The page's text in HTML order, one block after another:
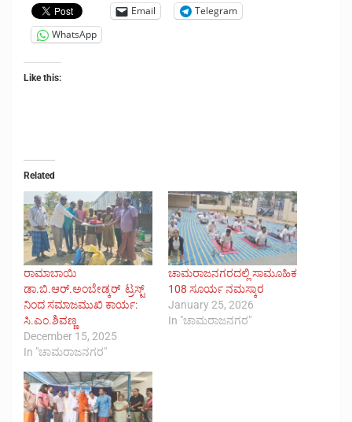
Email
Telegram
WhatsApp
Like this:
Related
ರಾಮಾಬಾಯಿ
ಡಾ.ಬಿ.ಆರ್.ಅಂಬೇಡ್ಕರ್ ಟ್ರಸ್ಟ್
ನಿಂದ ಸಮಾಜಮುಖಿ ಕಾರ್ಯ:
ಸಿ.ಎಂ.ಶಿವಣ್ಣ
December 15, 2025
In "ಚಾಮರಾಜನಗರ"
ಚಾಮರಾಜನಗರದಲ್ಲಿ ಸಾಮೂಹಿಕ
108 ಸೂರ್ಯ ನಮಸ್ಕಾರ
January 25, 2026
In "ಚಾಮರಾಜನಗರ"